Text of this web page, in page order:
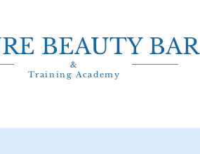
BEAUTY BAR
&
Training Academy